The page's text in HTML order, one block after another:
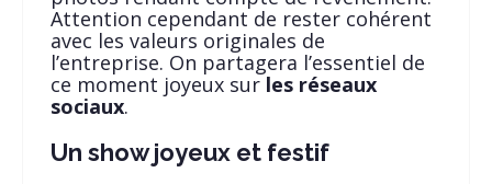
Attention cependant de rester cohérent
avec les valeurs originales de
l’entreprise. On partagera l’essentiel de
ce moment joyeux sur les réseaux
sociaux.
Un show joyeux et festif